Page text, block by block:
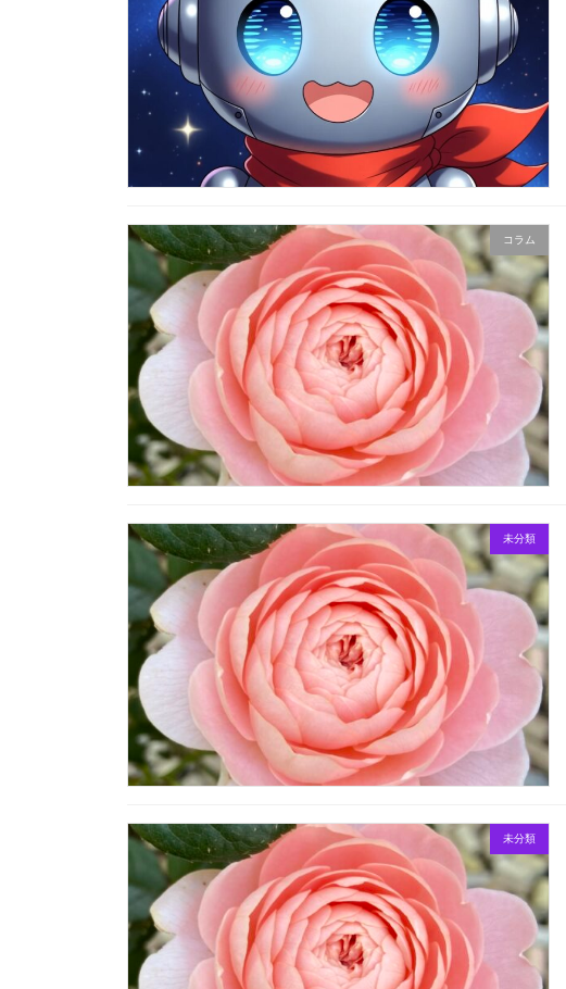
コラム
未分類
未分類